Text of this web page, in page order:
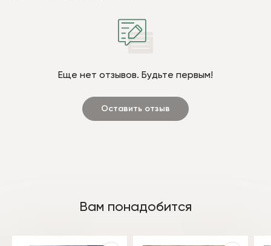
Еще нет отзывов. Будьте первым!
Оставить отзыв
Вам понадобится